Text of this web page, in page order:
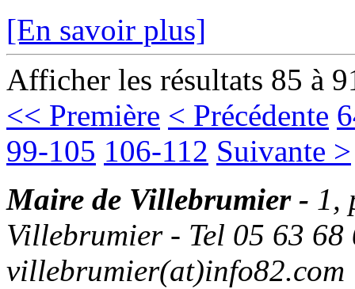
[En savoir plus]
Afficher les résultats 85 à
<< Première < Précédente
99-105 106-112 Suivante >
Maire de Villebrumier - 1,
Villebrumier - Tel 05 63
villebrumier(at)info82.com